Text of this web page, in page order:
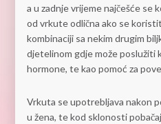
a u zadnje vrijeme najčešće
od vrkute odlična ako se
kombinaciji sa nekim drugim
djetelinom gdje može poslužiti
hormone, te kao pomoć za
Vrkuta se upotrebljava nakon
u žena, te kod sklonosti